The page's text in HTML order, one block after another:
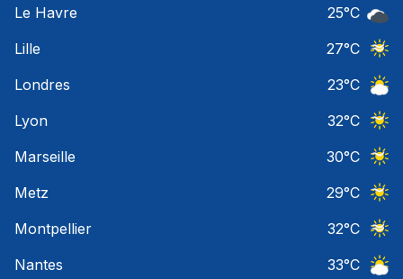
Le Havre
25°C
Lille
27°C
Londres
23°C
Lyon
32°C
Marseille
30°C
Metz
29°C
Montpellier
32°C
Nantes
33°C